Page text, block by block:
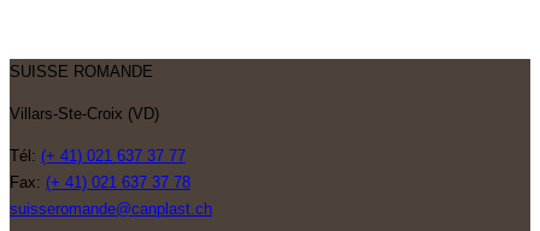
SUISSE ROMANDE
Villars-Ste-Croix (VD)
Tél: (+ 41) 021 637 37 77
Fax: (+ 41) 021 637 37 78
suisseromande@canplast.ch